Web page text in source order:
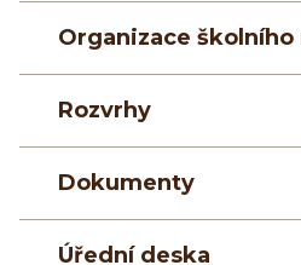
Organizace školního
Rozvrhy
Dokumenty
Úřední deska